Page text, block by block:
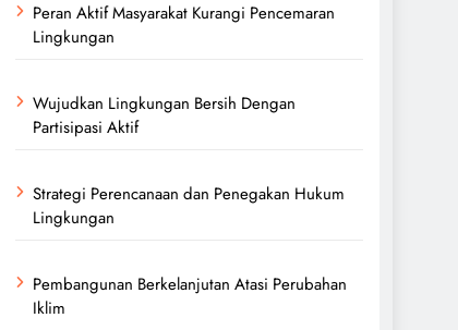
Peran Aktif Masyarakat Kurangi Pencemaran
Lingkungan
Wujudkan Lingkungan Bersih Dengan
Partisipasi Aktif
Strategi Perencanaan dan Penegakan Hukum
Lingkungan
Pembangunan Berkelanjutan Atasi Perubahan
Iklim